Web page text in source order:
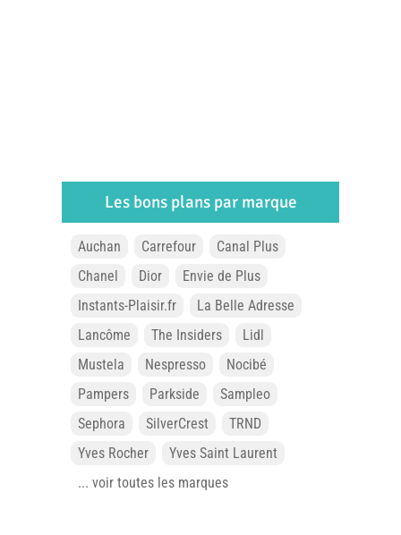
Les bons plans par marque
Auchan Carrefour
Canal Plus
Chanel
Dior
Envie de Plus
Instants-Plaisir.fr
La Belle Adresse
Lancôme
The Insiders
Lidl
Mustela
Nespresso
Nocibé
Pampers
Parkside
Sampleo
Sephora
SilverCrest
TRND
Yves Rocher
Yves Saint Laurent
... voir toutes les marques